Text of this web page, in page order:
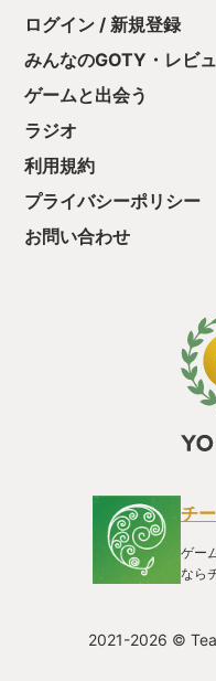
場所や現在地を想像しな
険！！ って気にさせてく
ところ。 容赦なきMOで
に近づくとだいたい攻撃
クターは成長しません。
ントと必要なアイテムを
音声で「ギャーハッハッ
れることもありました。
これこそ海賊やな、、、
ログイン / 新規登録
みんなのGOTY・レビ
ゲームと出会う
ラジオ
利用規約
プライバシーポリシー
お問い合わせ
チ
ゲー
なら
2021-2026 ©